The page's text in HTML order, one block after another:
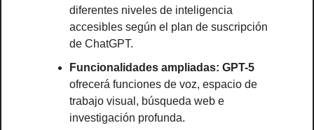
diferentes niveles de inteligencia
accesibles según el plan de suscripción
de ChatGPT.
Funcionalidades ampliadas: GPT-5
ofrecerá funciones de voz, espacio de
trabajo visual, búsqueda web e
investigación profunda.